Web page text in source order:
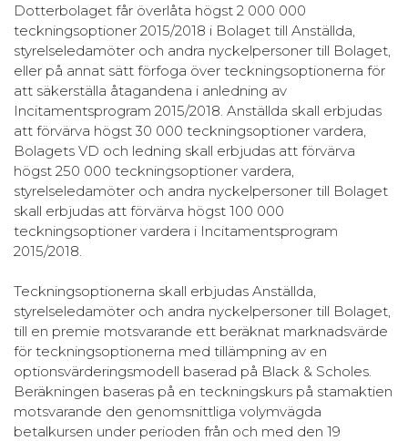
Dotterbolaget får överlåta högst 2 000 000
teckningsoptioner 2015/2018 i Bolaget till Anställda,
styrelseledamöter och andra nyckelpersoner till Bolaget,
eller på annat sätt förfoga över teckningsoptionerna för
att säkerställa åtagandena i anledning av
Incitamentsprogram 2015/2018. Anställda skall erbjudas
att förvärva högst 30 000 teckningsoptioner vardera,
Bolagets VD och ledning skall erbjudas att förvärva
högst 250 000 teckningsoptioner vardera,
styrelseledamöter och andra nyckelpersoner till Bolaget
skall erbjudas att förvärva högst 100 000
teckningsoptioner vardera i Incitamentsprogram
2015/2018.
Teckningsoptionerna skall erbjudas Anställda,
styrelseledamöter och andra nyckelpersoner till Bolaget,
till en premie motsvarande ett beräknat marknadsvärde
för teckningsoptionerna med tillämpning av en
optionsvärderingsmodell baserad på Black & Scholes.
Beräkningen baseras på en teckningskurs på stamaktien
motsvarande den genomsnittliga volymvägda
betalkursen under perioden från och med den 19